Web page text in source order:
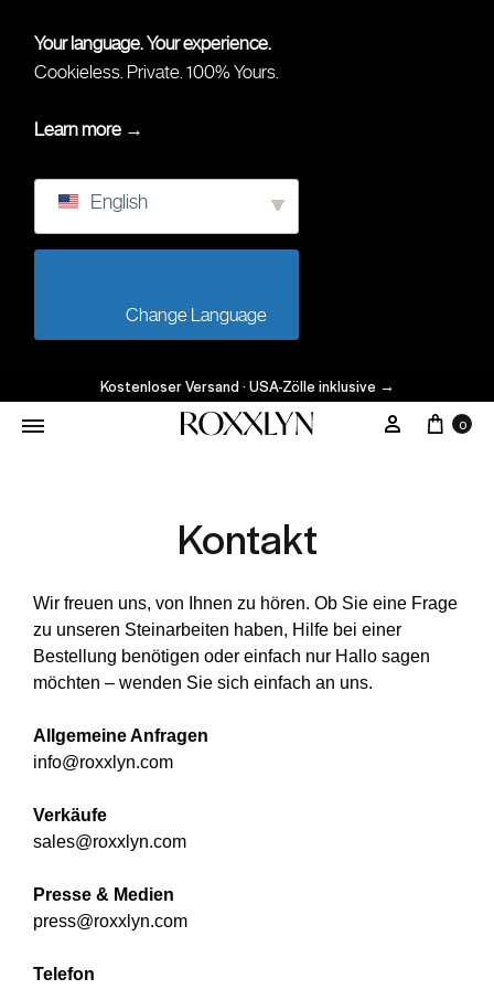
Your language. Your experience.
Cookieless. Private. 100% Yours.
Learn more →
English
Kostenloser Versand · USA-Zölle inklusive →
0
Kontakt
Wir freuen uns, von Ihnen zu hören. Ob Sie eine Frage
zu unseren Steinarbeiten haben, Hilfe bei einer
Bestellung benötigen oder einfach nur Hallo sagen
möchten – wenden Sie sich einfach an uns.
Allgemeine Anfragen
info@roxxlyn.com
Verkäufe
sales@roxxlyn.com
Presse & Medien
press@roxxlyn.com
Telefon